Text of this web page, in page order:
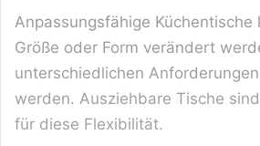
Anpassungsfähige Küchentische
Größe oder Form verändert
unterschiedlichen
werden. Ausziehbare Tische
für diese Flexibilität.